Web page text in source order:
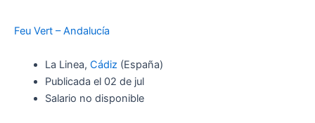
Feu Vert – Andalucía
La Linea, Cádiz (España)
Publicada el 02 de jul
Salario no disponible